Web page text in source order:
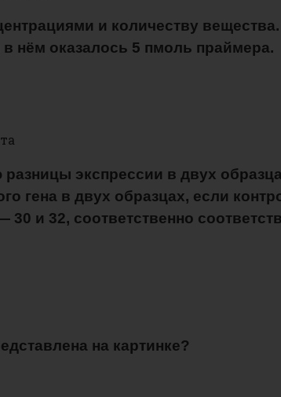
и количеству
нём оказалось 5 пмоль праймера.
экспрессии в двух
гена в двух образцах, если
30 и 32, соответственно
на картинке?